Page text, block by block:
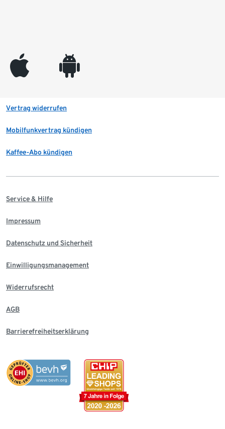
appleinc android
Vertrag widerrufen
Mobilfunkvertrag kündigen
Kaffee-Abo kündigen
Service & Hilfe
Impressum
Datenschutz und Sicherheit
Einwilligungsmanagement
Widerrufsrecht
AGB
Barrierefreiheitserklärung